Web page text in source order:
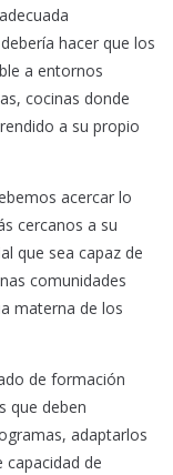
hacer que los
a entornos
cocinas donde
a su propio
acercar lo
cercanos a su
que sea capaz de
comunidades
materna de los
de formación
que deben
adaptarlos
de